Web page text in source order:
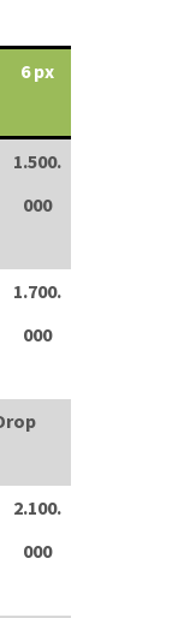
6 px
1.500.
000
1.700.
000
2.100.
000